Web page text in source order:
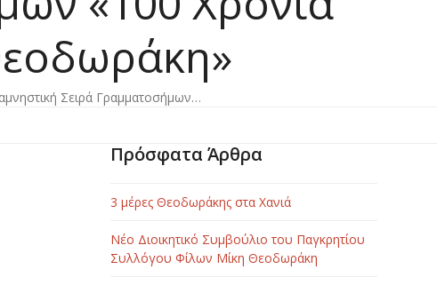
Σειρά Γραμματοσήμων…
Πρόσφατα Άρθρα
3 μέρες Θεοδωράκης στα Χανιά
Νέο Διοικητικό Συμβούλιο του Παγκρητίου
Συλλόγου Φίλων Μίκη Θεοδωράκη